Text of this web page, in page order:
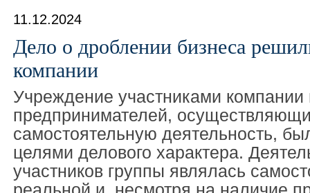
11.12.2024
Дело о дроблении бизнеса
компании
Учреждение участниками
предпринимателей,
самостоятельную деятельность,
целями делового характера.
участников группы являлась